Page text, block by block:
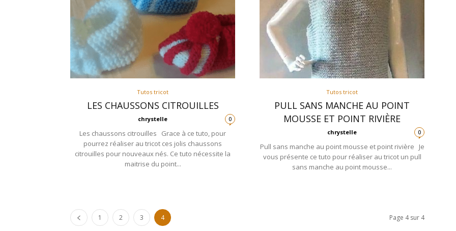
Tutos tricot
LES CHAUSSONS CITROUILLES
chrystelle 0
Les chaussons citrouilles Grace à ce tuto, pour
pourrez réaliser au tricot ces jolis chaussons
citrouilles pour nouveaux nés. Ce tuto nécessite la
maitrise du point...
Tutos tricot
PULL SANS MANCHE AU POINT
MOUSSE ET POINT RIVIÈRE
chrystelle 0
Pull sans manche au point mousse et point rivière Je
vous présente ce tuto pour réaliser au tricot un pull
sans manche au point mousse...
1 2 3 4 Page 4 sur 4